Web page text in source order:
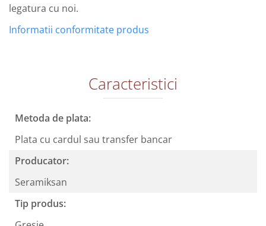
legatura cu noi.
Informatii conformitate produs
Caracteristici
Metoda de plata:
Plata cu cardul sau transfer bancar
Producator:
Seramiksan
Tip produs: